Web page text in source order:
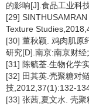
的影响[J].食品工业科
[29]
Texture
[30] 董秋颖. 鸡肉肌原
研究[D].南京:南京财经
[31] 陈毓荃.生物化学
[32] 田其英.壳聚糖对
技,2012,37(1):132-
[33] 张茜,夏文水. 壳聚